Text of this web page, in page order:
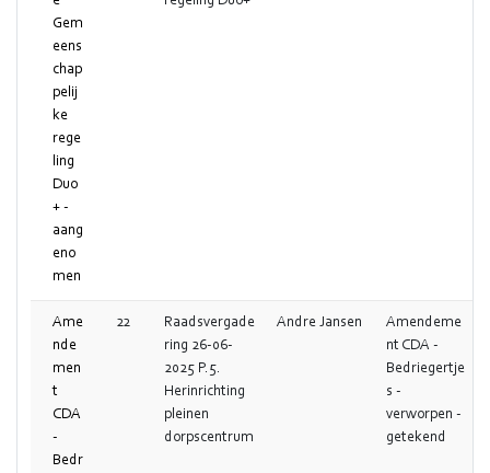
Gem
eens
chap
pelij
ke
rege
ling
Duo
+ -
aang
eno
men
Ame
nde
men
t
CDA
-
Bedr
22
Raadsvergade
ring 26-06-
2025 P.5.
Herinrichting
pleinen
dorpscentrum
Andre Jansen
Amendeme
nt CDA -
Bedriegertje
s -
verworpen -
getekend